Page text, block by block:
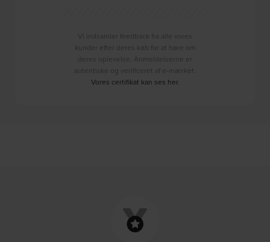
Vi indsamler feedback fra alle vores
kunder efter deres køb for at høre om
deres oplevelse. Anmeldelserne er
autentiske og verificeret af e-mærket.
Vores certifikat kan ses her.